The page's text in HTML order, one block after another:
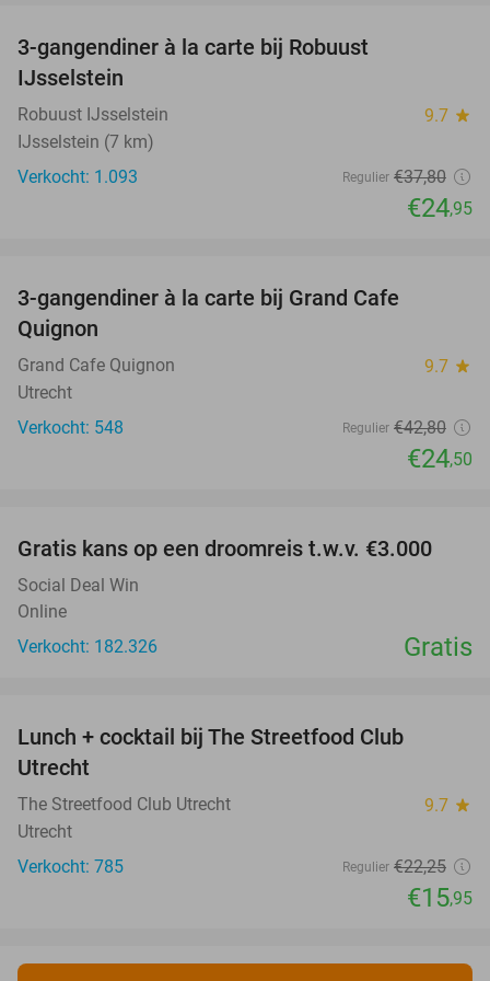
3-gangendiner à la carte bij Robuust
IJsselstein
Robuust IJsselstein 9.7 star
IJsselstein (7 km)
Verkocht: 1.093
Regulier €37,80
€24,95
3-gangendiner à la carte bij Grand Cafe
Quignon
Grand Cafe Quignon 9.7 star
Utrecht
Verkocht: 548
Regulier €42,80
€24,50
Gratis kans op een droomreis t.w.v. €3.000
Social Deal Win
Online
Verkocht: 182.326
Gratis
Lunch + cocktail bij The Streetfood Club
Utrecht
The Streetfood Club Utrecht 9.7 star
Utrecht
Verkocht: 785
Regulier €22,25
€15,95